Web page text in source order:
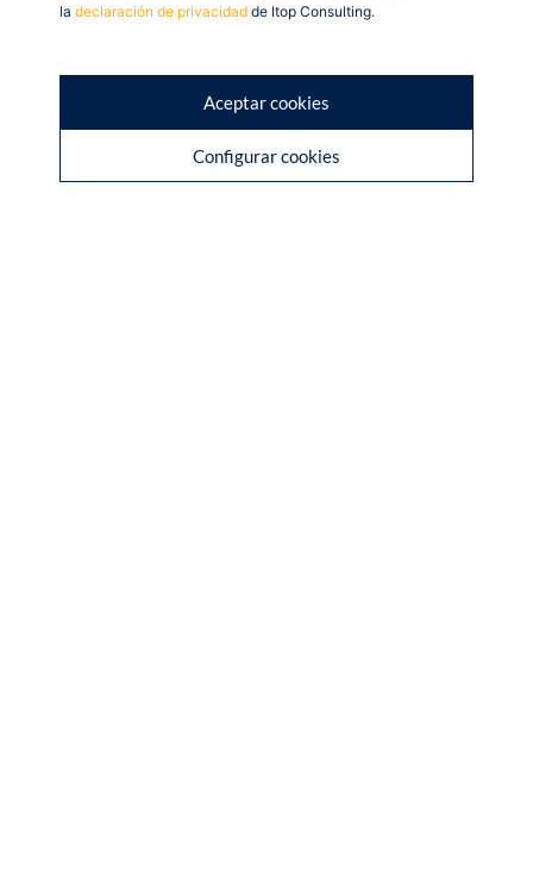
la declaración de privacidad de Itop Consulting.
Aceptar cookies
Configurar cookies
Compartir